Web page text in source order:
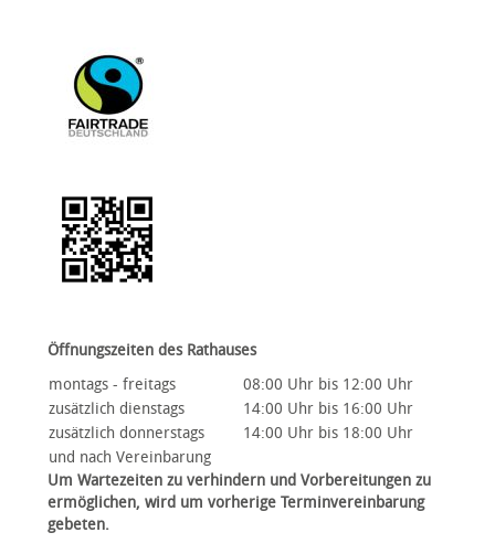
Öffnungszeiten des Rathauses
montags - freitags
08:00 Uhr bis 12:00 Uhr
zusätzlich dienstags
14:00 Uhr bis 16:00 Uhr
zusätzlich donnerstags
14:00 Uhr bis 18:00 Uhr
und nach Vereinbarung
Um Wartezeiten zu verhindern und Vorbereitungen zu
ermöglichen, wird um vorherige Terminvereinbarung
gebeten.